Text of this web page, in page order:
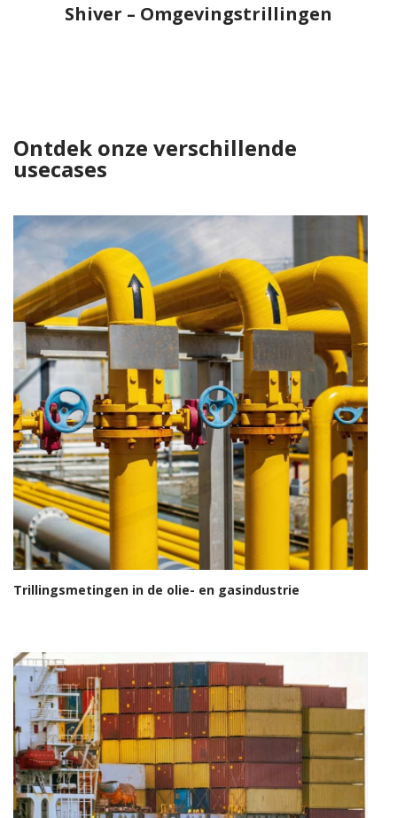
Shiver – Omgevingstrillingen
Ontdek onze verschillende
usecases
Trillingsmetingen in de olie- en gasindustrie